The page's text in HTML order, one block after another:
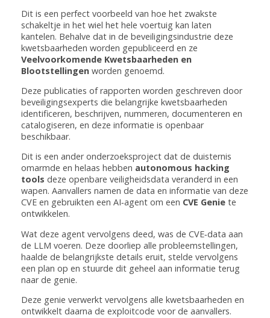
Dit is een perfect voorbeeld van hoe het zwakste
schakeltje in het wiel het hele voertuig kan laten
kantelen. Behalve dat in de beveiligingsindustrie deze
kwetsbaarheden worden gepubliceerd en ze
Veelvoorkomende Kwetsbaarheden en
Blootstellingen worden genoemd.
Deze publicaties of rapporten worden geschreven door
beveiligingsexperts die belangrijke kwetsbaarheden
identificeren, beschrijven, nummeren, documenteren en
catalogiseren, en deze informatie is openbaar
beschikbaar.
Dit is een ander onderzoeksproject dat de duisternis
omarmde en helaas hebben autonomous hacking
tools deze openbare veiligheidsdata veranderd in een
wapen. Aanvallers namen de data en informatie van deze
CVE en gebruikten een AI‑agent om een CVE Genie te
ontwikkelen.
Wat deze agent vervolgens deed, was de CVE‑data aan
de LLM voeren. Deze doorliep alle probleemstellingen,
haalde de belangrijkste details eruit, stelde vervolgens
een plan op en stuurde dit geheel aan informatie terug
naar de genie.
Deze genie verwerkt vervolgens alle kwetsbaarheden en
ontwikkelt daarna de exploitcode voor de aanvallers.